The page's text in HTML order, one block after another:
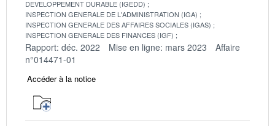
DEVELOPPEMENT DURABLE (IGEDD)
INSPECTION GENERALE DE L'ADMINISTRATION (IGA)
INSPECTION GENERALE DES AFFAIRES SOCIALES (IGAS)
INSPECTION GENERALE DES FINANCES (IGF)
Rapport: déc. 2022 Mise en ligne: mars 2023
Affaire
n°014471-01
Accéder à la notice